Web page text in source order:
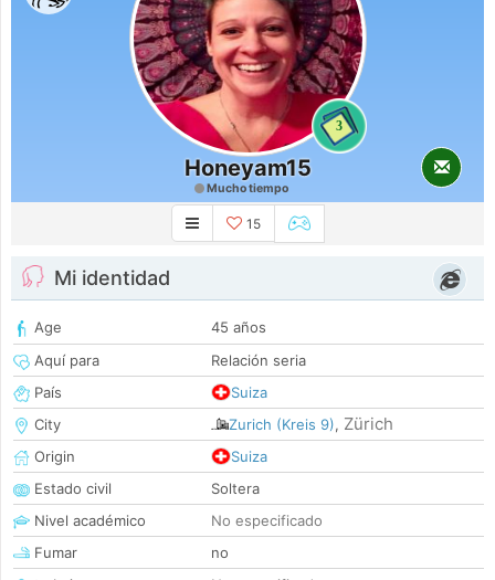
3
Honeyam15
Mucho tiempo
15
Mi identidad
Age
45 años
Aquí para
Relación seria
País
Suiza
City
Zurich (Kreis 9), Zürich
Origin
Suiza
Estado civil
Soltera
Nivel académico
No especificado
Fumar
no